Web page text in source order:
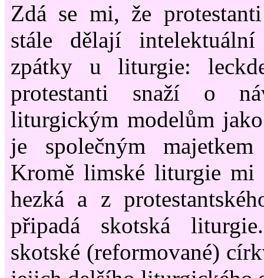
Zdá se mi, že
stále dělají
zpátky u liturgie:
protestanti snaží o
liturgickým modelům
je společným
Kromě limské liturgie mi
hezká a z
připadá skotská
skotské (reformované)